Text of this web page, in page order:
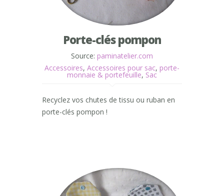
Porte-clés pompon
Source: paminatelier.com
Accessoires, Accessoires pour sac, porte-
monnaie & portefeuille, Sac
Recyclez vos chutes de tissu ou ruban en
porte-clés pompon !